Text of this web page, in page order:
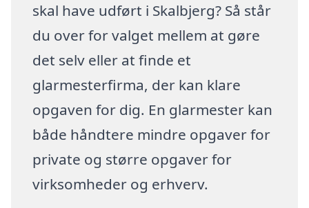
skal have udført i Skalbjerg? Så står
du over for valget mellem at gøre
det selv eller at finde et
glarmesterfirma, der kan klare
opgaven for dig. En glarmester kan
både håndtere mindre opgaver for
private og større opgaver for
virksomheder og erhverv.